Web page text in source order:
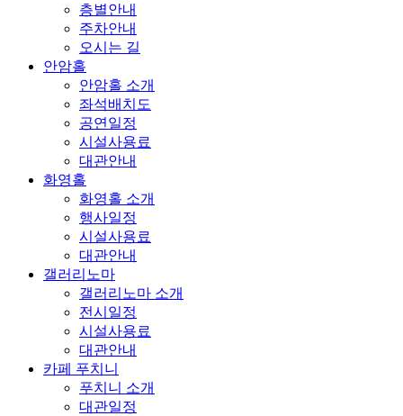
층별안내
주차안내
오시는 길
안암홀
안암홀 소개
좌석배치도
공연일정
시설사용료
대관안내
화영홀
화영홀 소개
행사일정
시설사용료
대관안내
갤러리노마
갤러리노마 소개
전시일정
시설사용료
대관안내
카페 푸치니
푸치니 소개
대관일정